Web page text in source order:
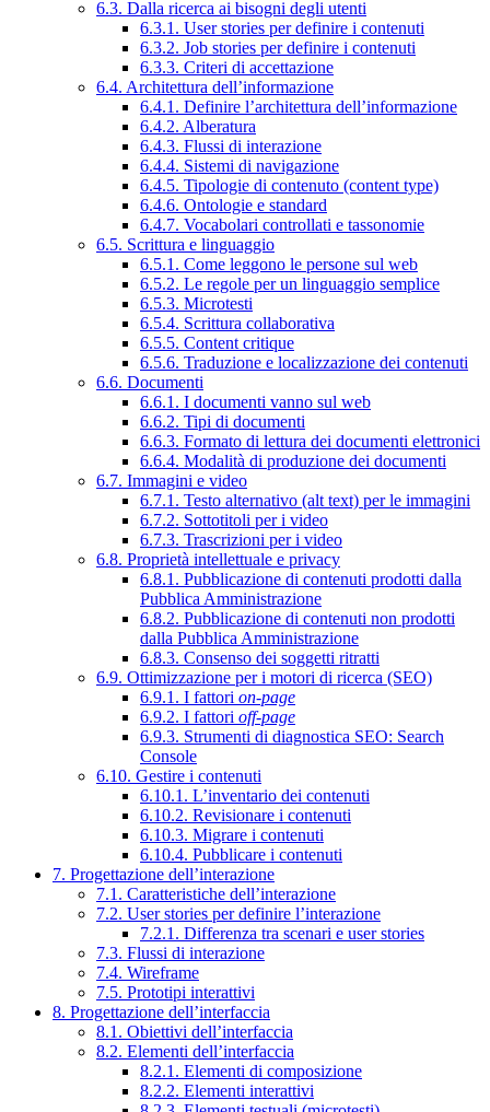
6.3. Dalla ricerca ai bisogni degli utenti
6.3.1. User stories per definire i contenuti
6.3.2. Job stories per definire i contenuti
6.3.3. Criteri di accettazione
6.4. Architettura dell’informazione
6.4.1. Definire l’architettura dell’informazione
6.4.2. Alberatura
6.4.3. Flussi di interazione
6.4.4. Sistemi di navigazione
6.4.5. Tipologie di contenuto (content type)
6.4.6. Ontologie e standard
6.4.7. Vocabolari controllati e tassonomie
6.5. Scrittura e linguaggio
6.5.1. Come leggono le persone sul web
6.5.2. Le regole per un linguaggio semplice
6.5.3. Microtesti
6.5.4. Scrittura collaborativa
6.5.5. Content critique
6.5.6. Traduzione e localizzazione dei contenuti
6.6. Documenti
6.6.1. I documenti vanno sul web
6.6.2. Tipi di documenti
6.6.3. Formato di lettura dei documenti elettronici
6.6.4. Modalità di produzione dei documenti
6.7. Immagini e video
6.7.1. Testo alternativo (alt text) per le immagini
6.7.2. Sottotitoli per i video
6.7.3. Trascrizioni per i video
6.8. Proprietà intellettuale e privacy
6.8.1. Pubblicazione di contenuti prodotti dalla
Pubblica Amministrazione
6.8.2. Pubblicazione di contenuti non prodotti
dalla Pubblica Amministrazione
6.8.3. Consenso dei soggetti ritratti
6.9. Ottimizzazione per i motori di ricerca (SEO)
6.9.1. I fattori on-page
6.9.2. I fattori off-page
6.9.3. Strumenti di diagnostica SEO: Search
Console
6.10. Gestire i contenuti
6.10.1. L’inventario dei contenuti
6.10.2. Revisionare i contenuti
6.10.3. Migrare i contenuti
6.10.4. Pubblicare i contenuti
7. Progettazione dell’interazione
7.1. Caratteristiche dell’interazione
7.2. User stories per definire l’interazione
7.2.1. Differenza tra scenari e user stories
7.3. Flussi di interazione
7.4. Wireframe
7.5. Prototipi interattivi
8. Progettazione dell’interfaccia
8.1. Obiettivi dell’interfaccia
8.2. Elementi dell’interfaccia
8.2.1. Elementi di composizione
8.2.2. Elementi interattivi